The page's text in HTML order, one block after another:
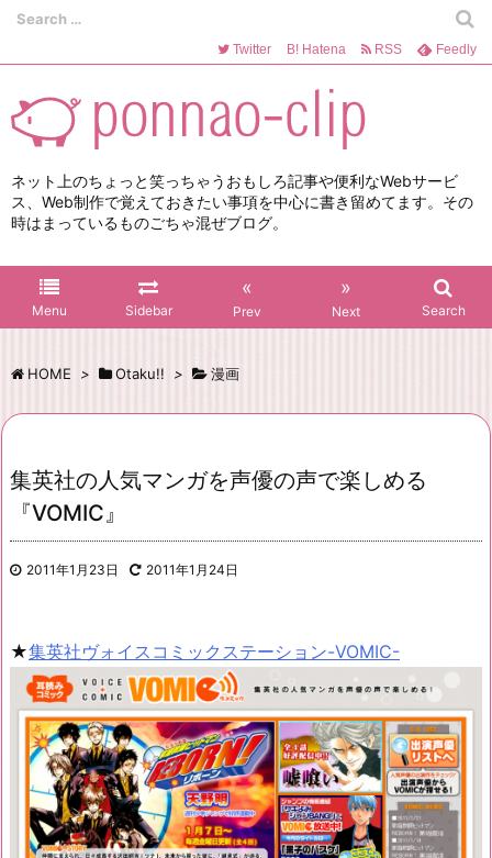
ネット上のちょっと笑っちゃうおもしろ記事や便利なWebサービ
ス、Web制作で覚えておきたい事項を中心に書き留めてます。その
時はまっているものごちゃ混ぜブログ。
Menu Sidebar
«
Prev
»
Next Search
Twitter B! Hatena RSS Feedly
HOME > Otaku!! > 漫画
集英社の人気マンガを声優の声で楽しめる
『VOMIC』
2011年1月23日 2011年1月24日
★集英社ヴォイスコミックステーション-VOMIC-